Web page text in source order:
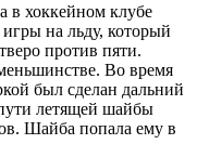
в хоккейном клубе
на льду, который
против пяти.
Во время
был сделан дальний
летящей шайбы
Шайба попала ему в